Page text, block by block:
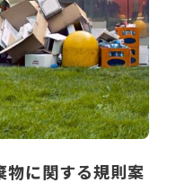
物に関する規則案